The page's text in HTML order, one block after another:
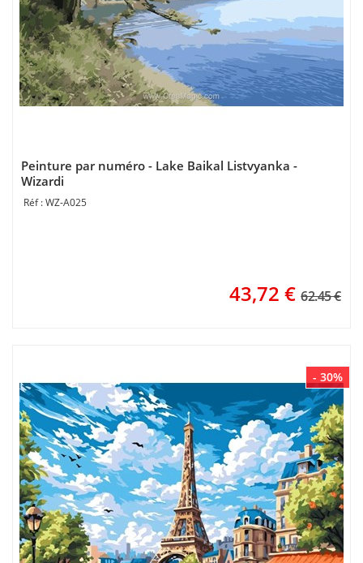
Peinture par numéro - Lake Baikal Listvyanka -
Wizardi
WZ-A025
43,72 € 62.45 €
- 30%